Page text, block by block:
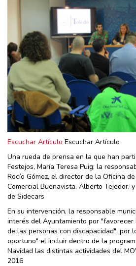
Escuchar Artículo Escuchar Artículo
Una rueda de prensa en la que han
Festejos, María Teresa Puig; la
Rocío Gómez, el director de la Oficina
Comercial Buenavista, Alberto Tejedor,
de Sidecars
En su intervención, la responsable
interés del Ayuntamiento por
de las personas con discapacidad", por
oportuno" el incluir dentro de la
Navidad las distintas actividades del
2016